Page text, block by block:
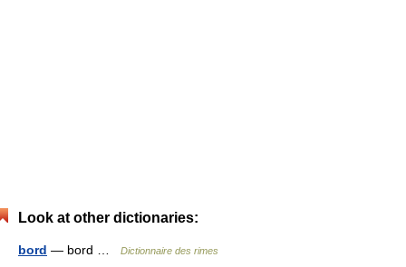
Look at other dictionaries:
bord — bord … Dictionnaire des rimes